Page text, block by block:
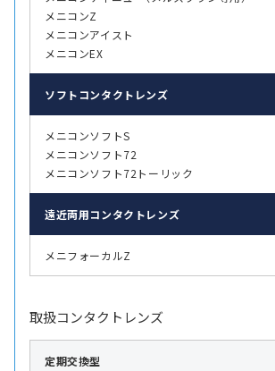
メニコンZ
メニコンアイスト
メニコンEX
ソフト コンタクトレンズ
メニコンソフトS
メニコンソフト72
メニコンソフト72トーリック
遠近両用コンタクトレンズ
メニフォーカルZ
取扱コンタクトレンズ
定期交換型